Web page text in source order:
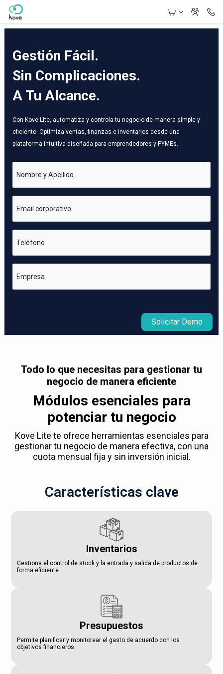
Skip to Main Content
Gestión Fácil.
Sin Complicaciones.
A Tu Alcance.
Con Kove Lite, automatiza y controla tu negocio de manera simple y
eficiente. Optimiza ventas, finanzas e inventarios desde una
plataforma intuitiva diseñada para emprendedores y PYMEs.
Nombre y Apellido
Email corporativo
Teléfono
Empresa
Solicitar Demo
Todo lo que necesitas para gestionar tu
negocio de manera eficiente
Módulos esenciales para
potenciar tu negocio
Kove Lite te ofrece herramientas esenciales para
gestionar tu negocio de manera efectiva, con una
cuota mensual fija y sin inversión inicial.
Características clave
Inventarios
Gestiona el control de stock y la entrada y salida de productos de
forma eficiente
Presupuestos
Permite planificar y monitorear el gasto de acuerdo con los
objetivos financieros